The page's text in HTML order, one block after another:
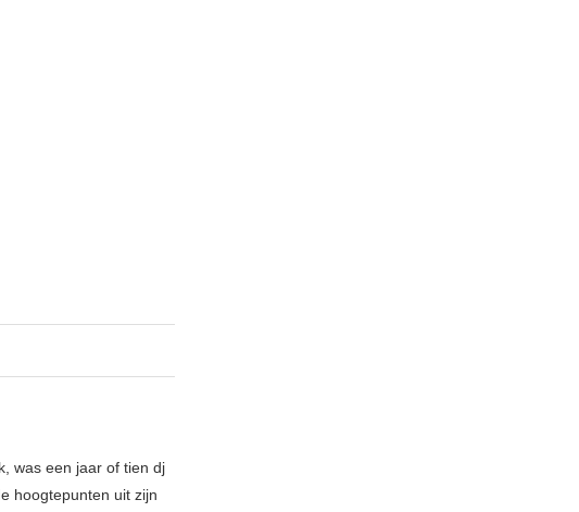
was een jaar of tien dj
hoogtepunten uit zijn